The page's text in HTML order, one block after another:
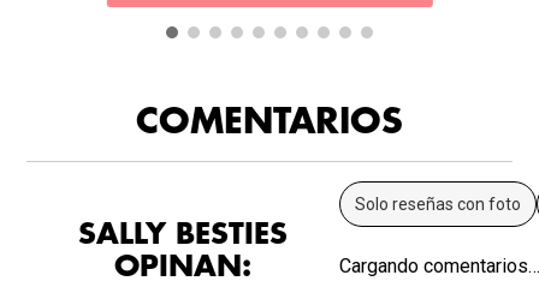
COMENTARIOS
SALLY BESTIES
OPINAN:
Solo reseñas con foto
Cargando